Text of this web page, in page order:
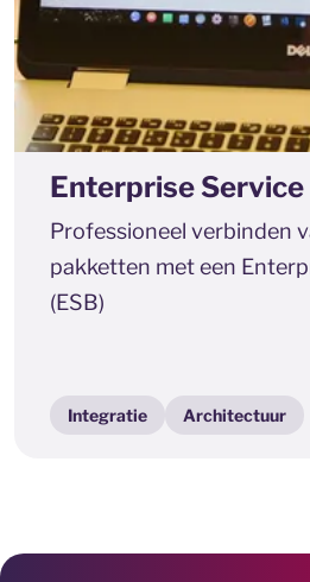
Enterprise Service
Professioneel verbinden
pakketten met een
(ESB)
Integratie Architectuur